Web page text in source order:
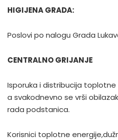
HIGIJENA GRADA:
Poslovi po nalogu Grada
CENTRALNO GRIJANJE
Isporuka i distribucija
a svakodnevno se vrši
rada podstanica.
Korisnici toplotne